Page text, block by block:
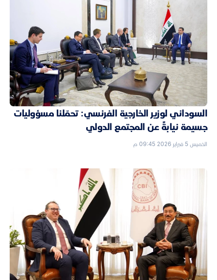
السوداني لوزير الخارجية الفرنسي: تحمّلنا مسؤوليات
جسيمة نيابةً عن المجتمع الدولي
الخميس 5 فبراير 2026 09:45 م